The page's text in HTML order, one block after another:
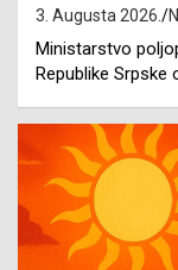
3. Augusta 2026.
Ministarstvo
Republike Srpske